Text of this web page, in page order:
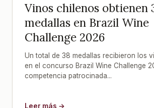
Vinos chilenos obtienen
medallas en Brazil Wine
Challenge 2026
Un total de 38 medallas recibieron los
en el concurso Brazil Wine Challenge
competencia patrocinada...
Leer más →